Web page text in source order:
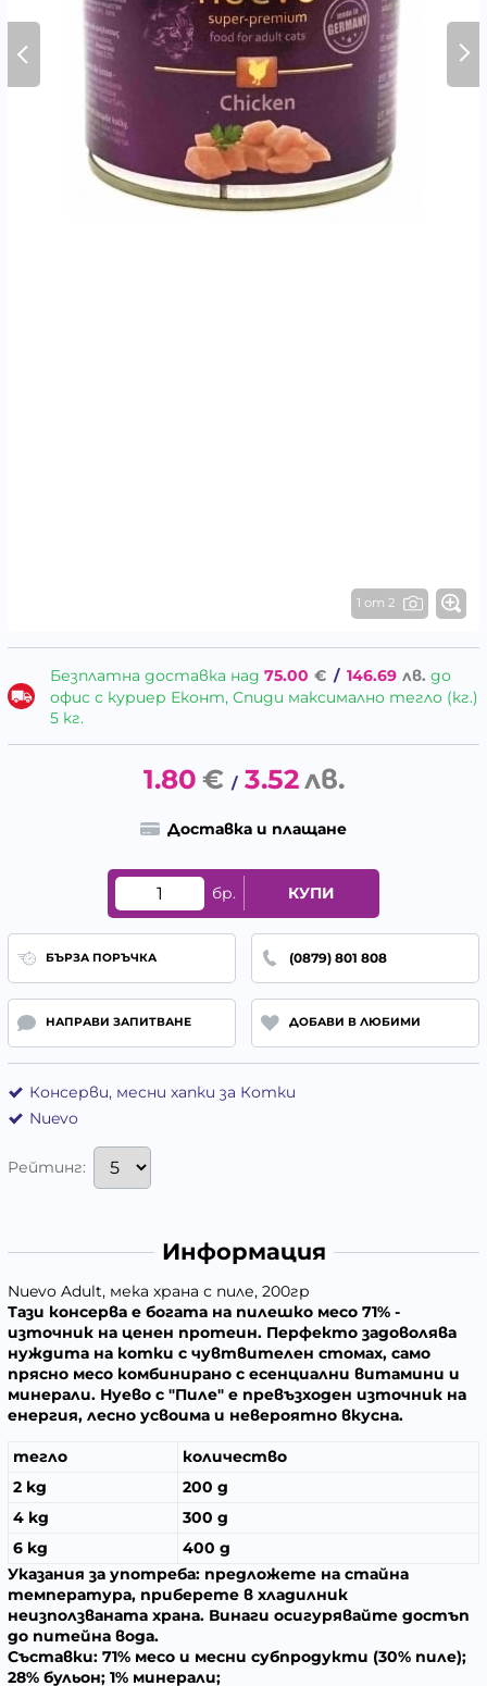
1 от 2
Безплатна доставка над 75.00 € / 146.69 лв. до
офис с куриер Еконт, Спиди максимално тегло (кг.)
5 кг.
1.80 € / 3.52лв.
Доставка и плащане
бр. КУПИ
БЪРЗА ПОРЪЧКА (0879) 801 808
НАПРАВИ ЗАПИТВАНЕ ДОБАВИ В ЛЮБИМИ
Консерви, месни хапки за Котки
Nuevo
Рейтинг:
Информация
Nuevo Adult, мека храна с пиле, 200гр
Тази консерва е богата на пилешко месо 71% -
източник на ценен протеин. Перфекто задоволява
нуждита на котки с чувтвителен стомах, само
прясно месо комбинирано с есенциални витамини и
минерали. Нуево с "Пиле" е превъзходен източник на
енергия, лесно усвоима и невероятно вкусна.
тегло
количество
2 kg
200 g
4 kg
300 g
6 kg
400 g
Указания за употреба: предложете на стайна
температура, приберете в хладилник
неизползваната храна. Винаги осигурявайте достъп
до питейна вода.
Съставки: 71% месо и месни субпродукти (30% пиле);
28% бульон; 1% минерали;